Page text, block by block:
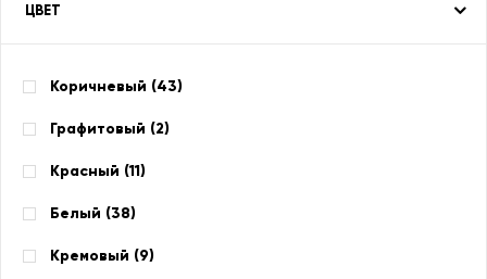
ЦВЕТ
Коричневый (43)
Графитовый (2)
Красный (11)
Белый (38)
Кремовый (9)